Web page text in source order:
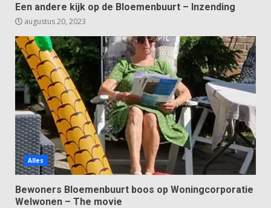
Een andere kijk op de Bloemenbuurt – Inzending
augustus 20, 2023
Alles
Bewoners Bloemenbuurt boos op Woningcorporatie
Welwonen – The movie